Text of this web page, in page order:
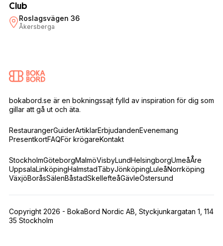
Club
Roslagsvägen 36
Åkersberga
bokabord.se är en bokningssajt fylld av inspiration för dig som
gillar att gå ut och äta.
RestaurangerGuiderArtiklarErbjudandenEvenemang
PresentkortFAQFör krögareKontakt
StockholmGöteborgMalmöVisbyLundHelsingborgUmeåÅre
UppsalaLinköpingHalmstadTäbyJönköpingLuleåNorrköping
VäxjöBoråsSälenBåstadSkellefteåGävleÖstersund
Copyright 2026 - BokaBord Nordic AB, Styckjunkargatan 1, 114
35 Stockholm